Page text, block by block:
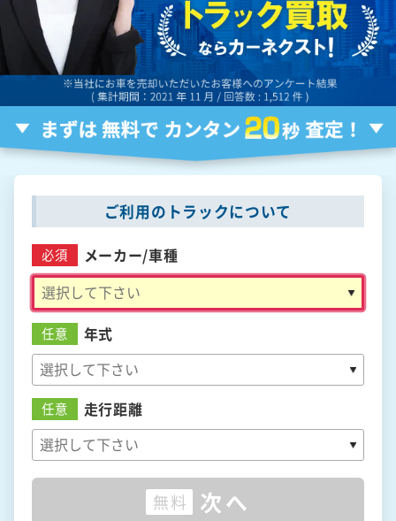
ご利用のトラックについて
必須 メーカー/車種
任意 年式
任意 走行距離
無料 次へ